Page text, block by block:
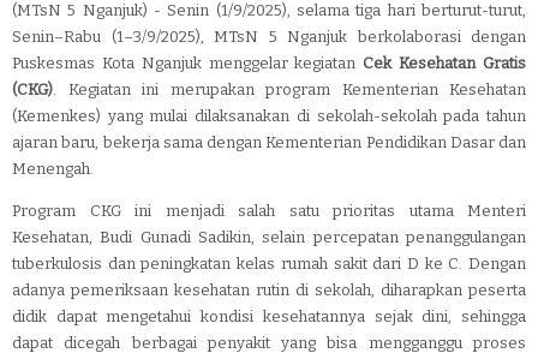
(MTsN 5 Nganjuk) - Senin (1/9/2025), selama tiga hari berturut-turut,
Senin–Rabu (1–3/9/2025), MTsN 5 Nganjuk berkolaborasi dengan
Puskesmas Kota Nganjuk menggelar kegiatan Cek Kesehatan Gratis
(CKG). Kegiatan ini merupakan program Kementerian Kesehatan
(Kemenkes) yang mulai dilaksanakan di sekolah-sekolah pada tahun
ajaran baru, bekerja sama dengan Kementerian Pendidikan Dasar dan
Menengah.
Program CKG ini menjadi salah satu prioritas utama Menteri
Kesehatan, Budi Gunadi Sadikin, selain percepatan penanggulangan
tuberkulosis dan peningkatan kelas rumah sakit dari D ke C. Dengan
adanya pemeriksaan kesehatan rutin di sekolah, diharapkan peserta
didik dapat mengetahui kondisi kesehatannya sejak dini, sehingga
dapat dicegah berbagai penyakit yang bisa mengganggu proses